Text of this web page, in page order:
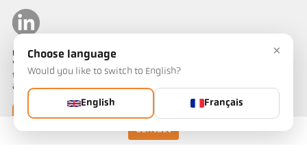
Contact
Contact
Vous avez des questions concernant nos solutions de mesure de
température ? Notre équipe se tient à votre disposition pour vous
accompagner.
Contactez-nous
×
Choose language
Would you like to switch to English?
English Français